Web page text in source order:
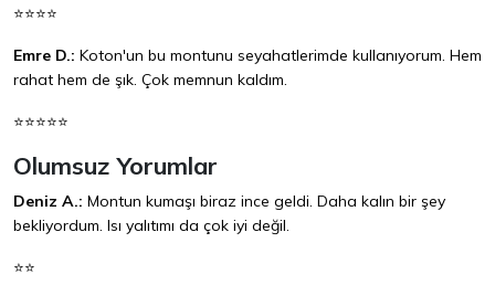
⭐⭐⭐⭐
Emre D.: Koton'un bu montunu seyahatlerimde kullanıyorum. Hem
rahat hem de şık. Çok memnun kaldım.
⭐⭐⭐⭐⭐
Olumsuz Yorumlar
Deniz A.: Montun kumaşı biraz ince geldi. Daha kalın bir şey
bekliyordum. Isı yalıtımı da çok iyi değil.
⭐⭐